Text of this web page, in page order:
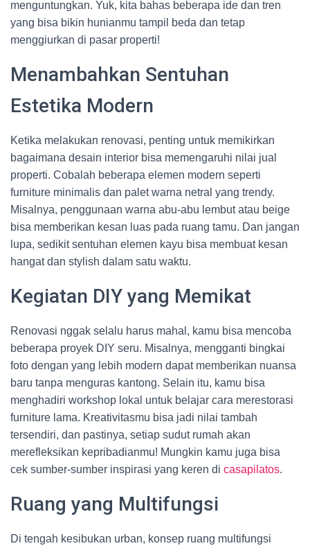
menguntungkan. Yuk, kita bahas beberapa ide dan tren
yang bisa bikin hunianmu tampil beda dan tetap
menggiurkan di pasar properti!
Menambahkan Sentuhan
Estetika Modern
Ketika melakukan renovasi, penting untuk memikirkan
bagaimana desain interior bisa memengaruhi nilai jual
properti. Cobalah beberapa elemen modern seperti
furniture minimalis dan palet warna netral yang trendy.
Misalnya, penggunaan warna abu-abu lembut atau beige
bisa memberikan kesan luas pada ruang tamu. Dan jangan
lupa, sedikit sentuhan elemen kayu bisa membuat kesan
hangat dan stylish dalam satu waktu.
Kegiatan DIY yang Memikat
Renovasi nggak selalu harus mahal, kamu bisa mencoba
beberapa proyek DIY seru. Misalnya, mengganti bingkai
foto dengan yang lebih modern dapat memberikan nuansa
baru tanpa menguras kantong. Selain itu, kamu bisa
menghadiri workshop lokal untuk belajar cara merestorasi
furniture lama. Kreativitasmu bisa jadi nilai tambah
tersendiri, dan pastinya, setiap sudut rumah akan
merefleksikan kepribadianmu! Mungkin kamu juga bisa
cek sumber-sumber inspirasi yang keren di casapilatos.
Ruang yang Multifungsi
Di tengah kesibukan urban, konsep ruang multifungsi